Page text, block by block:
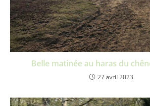
Belle matinée au haras du
27 avril 2023